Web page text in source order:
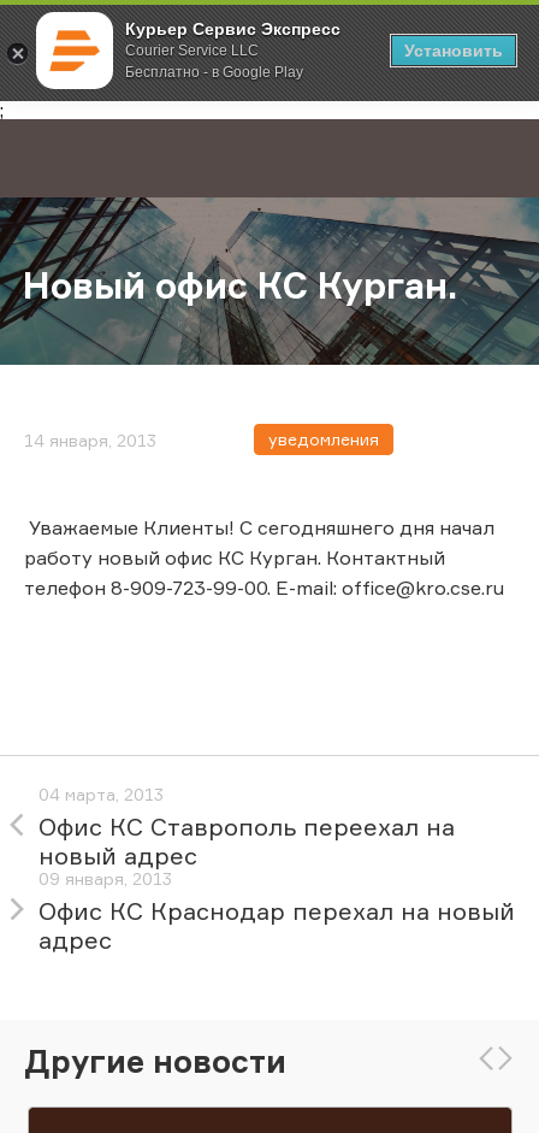
Курьер Сервис Экспресс
Courier Service LLC
Бесплатно - в Google Play
Установить
;
Главная О компании Новости Новый офис КС Курган.
Новый офис КС Курган.
14 января, 2013 уведомления
Уважаемые Клиенты! С сегодняшнего дня начал
работу новый офис КС Курган. Контактный
телефон 8-909-723-99-00. E-mail: office@kro.cse.ru
04 марта, 2013
Офис КС Ставрополь переехал на
новый адрес
09 января, 2013
Офис КС Краснодар перехал на новый
адрес
Другие новости